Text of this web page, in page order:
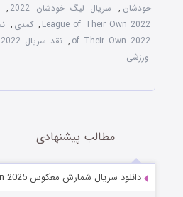
خودشان , سریال لیگ خودشان 2022 ,
League of Their Own 2022
, کمدی ,
of Their Own 2022
, نقد سریال A League of Their Own 2022
ورزشی
مطالب پیشنهادی
دانلود سریال شمارش معکوس Countdown 2025